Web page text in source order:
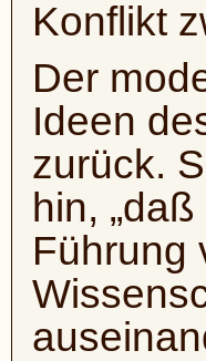
Konflikt
Der
Ideen
zurück.
hin,
Führung